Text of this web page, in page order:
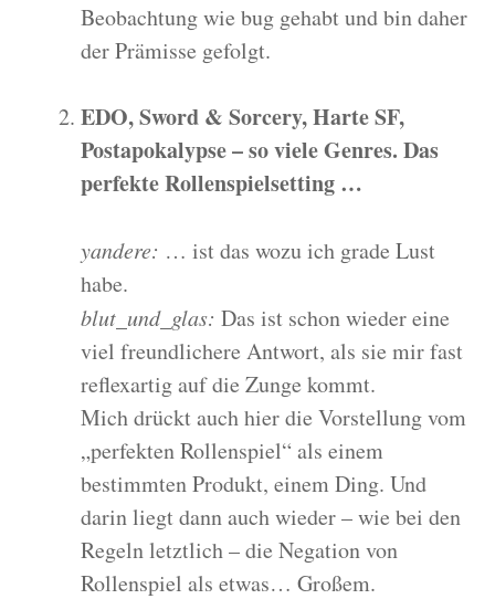
Beobachtung wie bug gehabt und bin daher
der Prämisse gefolgt.
EDO, Sword & Sorcery, Harte SF,
Postapokalypse – so viele Genres. Das
perfekte Rollenspielsetting …
yandere: … ist das wozu ich grade Lust
habe.
blut_und_glas: Das ist schon wieder eine
viel freundlichere Antwort, als sie mir fast
reflexartig auf die Zunge kommt.
Mich drückt auch hier die Vorstellung vom
„perfekten Rollenspiel“ als einem
bestimmten Produkt, einem Ding. Und
darin liegt dann auch wieder – wie bei den
Regeln letztlich – die Negation von
Rollenspiel als etwas… Großem.